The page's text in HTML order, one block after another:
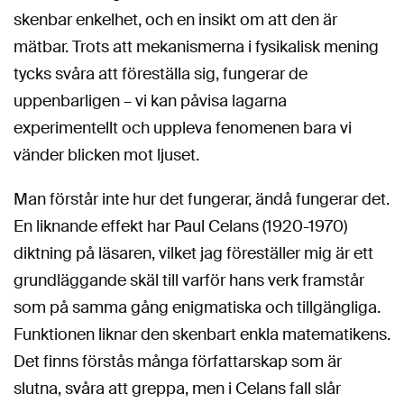
skenbar enkelhet, och en insikt om att den är
mätbar. Trots att mekanismerna i fysikalisk mening
tycks svåra att föreställa sig, fungerar de
uppenbarligen – vi kan påvisa lagarna
experimentellt och uppleva fenomenen bara vi
vänder blicken mot ljuset.
Man förstår inte hur det fungerar, ändå fungerar det.
En liknande effekt har Paul Celans (1920-1970)
diktning på läsaren, vilket jag föreställer mig är ett
grundläggande skäl till varför hans verk framstår
som på samma gång enigmatiska och tillgängliga.
Funktionen liknar den skenbart enkla matematikens.
Det finns förstås många författarskap som är
slutna, svåra att greppa, men i Celans fall slår